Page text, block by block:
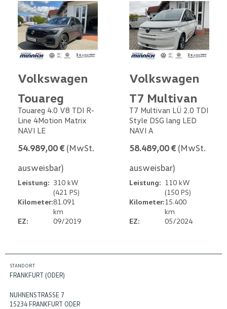
Volkswagen
Touareg
Touareg 4.0 V8 TDI R-
Line 4Motion Matrix
NAVI LE
54.989,00 € (MwSt.
ausweisbar)
Leistung: 310 kW
(421 PS)
Kilometer:81.091
km
EZ:
09/2019
Volkswagen
T7 Multivan
T7 Multivan LÜ 2.0 TDI
Style DSG lang LED
NAVI A
58.489,00 € (MwSt.
ausweisbar)
Leistung: 110 kW
(150 PS)
Kilometer:15.400
km
EZ:
05/2024
STANDORT
FRANKFURT (ODER)
NUHNENSTRASSE 7
15234 FRANKFURT ODER